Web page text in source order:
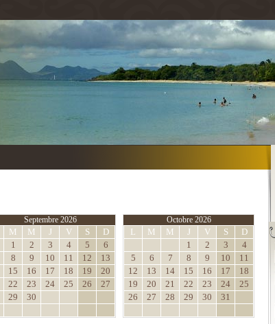
Septembre 2026
M M J V S
D
1
2 3 4 5
6
8 9 10 11 12
13
15 16 17 18 19
20
22 23 24 25 26
27
29 30
Octobre 2026
L M M J V S
D
1
2 3
4
5
6 7 8 9 10
11
12
13 14 15 16 17
18
19
20 21 22 23 24
25
26
27 28 29 30 31